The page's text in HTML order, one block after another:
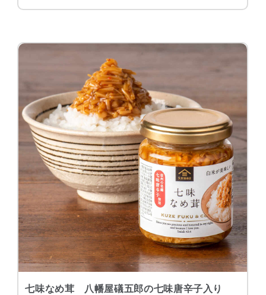
七味なめ茸 八幡屋礒五郎の七味唐辛子入り